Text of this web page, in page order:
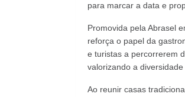
para marcar a data e
Promovida pela Abrasel
reforça o papel da
e turistas a percorrerem
valorizando a
Ao reunir casas